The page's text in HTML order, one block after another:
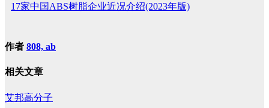
17家中国ABS树脂企业近况介绍(2023年版)
作者 808, ab
相关文章
艾邦高分子